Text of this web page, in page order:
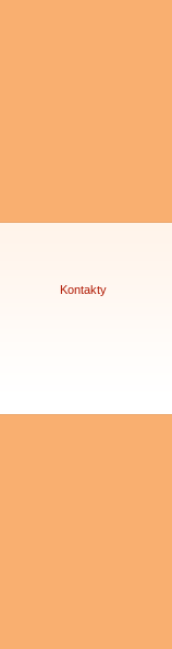
Kontakty